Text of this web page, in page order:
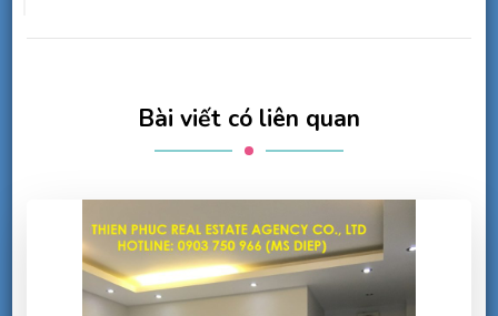
Bài viết có liên quan